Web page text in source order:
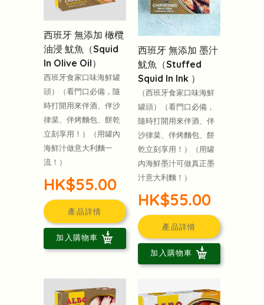
西班牙 無添加 橄欖
油浸 魷魚（Squid
In Olive Oil）
西班牙食家口味海鮮罐
頭）（看門口必備，隨
時打開用來伴酒、伴沙
律菜、伴烤麵包、餅乾
立刻享用！）（用罐內
海鮮汁做意大利麵一
流！）
HK$55.00
產品詳情
加入購物車
西班牙 無添加 墨汁
魷魚（Stuffed
Squid In Ink ）
（西班牙食家口味海鮮
罐頭）（看門口必備，
隨時打開用來伴酒、伴
沙律菜、伴烤麵包、餅
乾立刻享用！）（用罐
內海鮮墨汁可做真正墨
汁意大利麵！）
HK$55.00
產品詳情
加入購物車